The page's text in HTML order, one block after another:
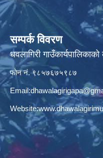
सम्पर्क विवरण
धवलागिरी
फोन नं. ९८५७६७५९८७
Email:
Website: